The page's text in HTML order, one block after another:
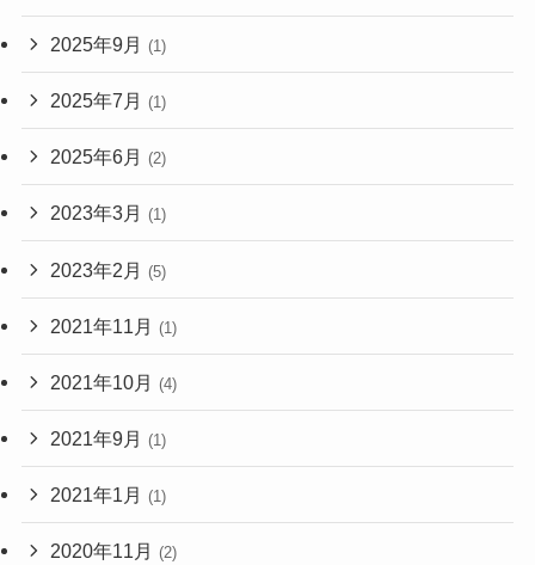
2025年9月 (1)
2025年7月 (1)
2025年6月 (2)
2023年3月 (1)
2023年2月 (5)
2021年11月 (1)
2021年10月 (4)
2021年9月 (1)
2021年1月 (1)
2020年11月 (2)